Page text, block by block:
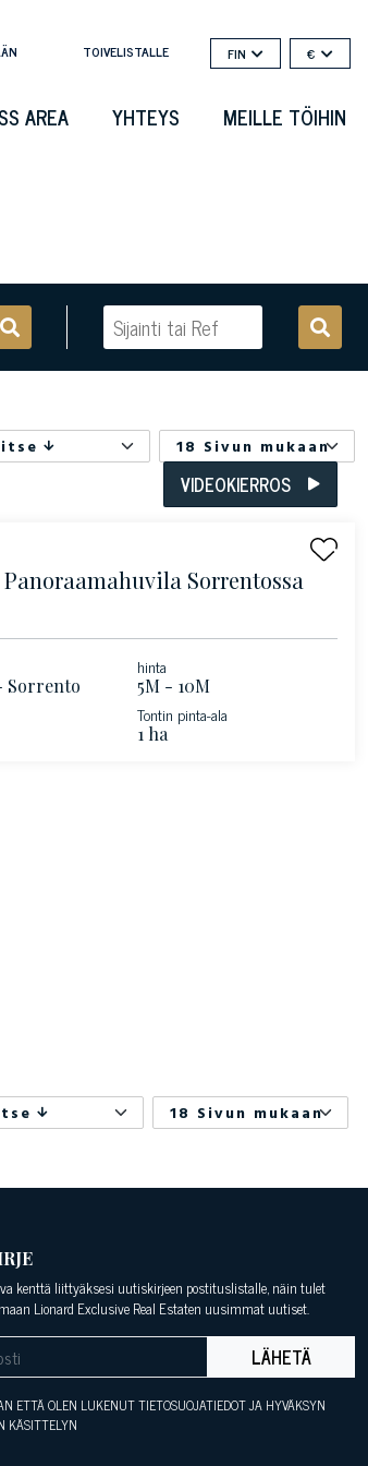
TOIVELISTALLE FIN €
AREA YHTEYS MEILLE TÖIHIN
18 Sivun mukaan
VIDEOKIERROS
Sorrentossa
Sorrento
hinta
5M - 10M
Tontin pinta-ala
1 ha
18 Sivun mukaan
kenttä liittyäksesi uutiskirjeen postituslistalle, näin tulet
Lionard Exclusive Real Estaten uusimmat uutiset.
LÄHETÄ
ETTÄ OLEN LUKENUT TIETOSUOJATIEDOT JA HYVÄKSYN
KÄSITTELYN